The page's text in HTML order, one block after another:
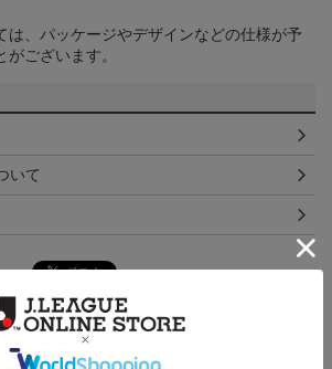
は、パッケージやデザインなどの仕様が予
ございます。
いて